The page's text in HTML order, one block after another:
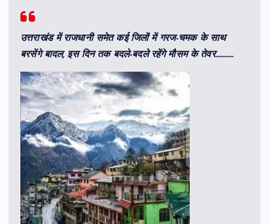
उत्तराखंड में राजधानी समेत कई जिलों में गरज-चमक के साथ
बरसेंगे बादल, इस दिन तक बदले-बदले रहेंगे मौसम के तेवर……….